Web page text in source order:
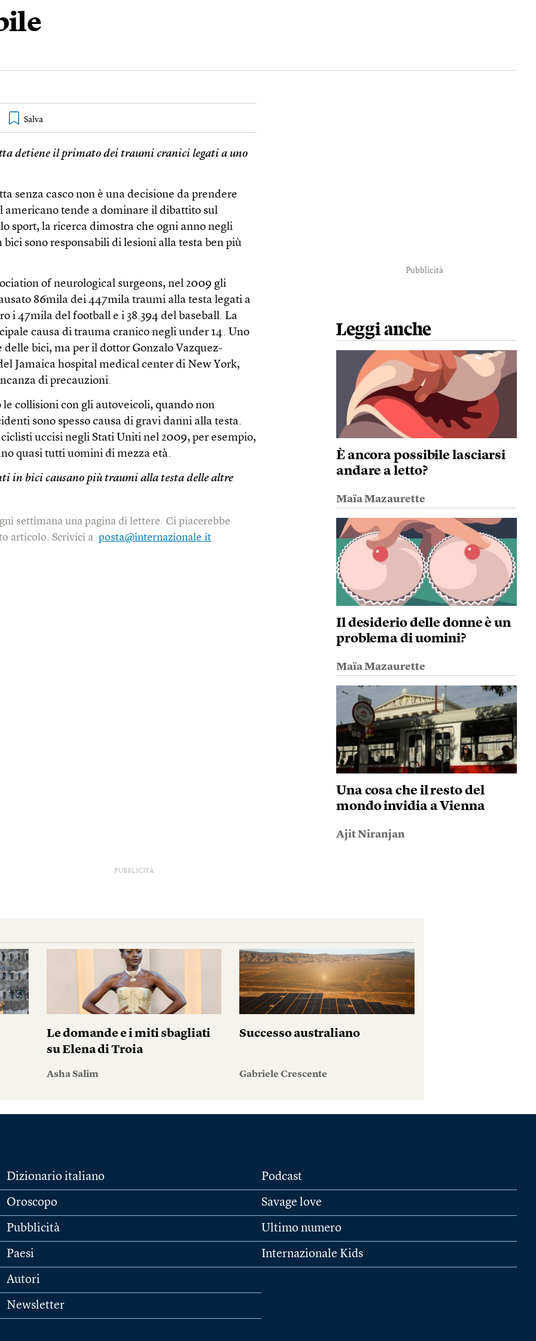
detiene il primato dei traumi cranici legati a uno
senza casco non è una decisione da prendere
americano tende a dominare il dibattito sul
sport, la ricerca dimostra che ogni anno negli
sono responsabili di lesioni alla testa ben più
of neurological surgeons, nel 2009 gli
86mila dei 447mila traumi alla testa legati a
i 47mila del football e i 38.394 del baseball. La
causa di trauma cranico negli under 14. Uno
bici, ma per il dottor Gonzalo Vazquez-
Jamaica hospital medical center di New York,
di precauzioni.
le collisioni con gli autoveicoli, quando non
sono spesso causa di gravi danni alla testa.
uccisi negli Stati Uniti nel 2009, per esempio,
quasi tutti uomini di mezza età.
in bici causano più traumi alla testa delle altre
settimana una pagina di lettere. Ci piacerebbe
articolo. Scrivici a:posta@internazionale.it
Pubblicità
Leggi anche
È ancora possibile lasciarsi
andare a letto?
Maïa Mazaurette
Il desiderio delle donne è un
problema di uomini?
Maïa Mazaurette
Una cosa che il resto del
mondo invidia a Vienna
Ajit Niranjan
PUBBLICITÀ
Le domande e i miti sbagliati
su Elena di Troia
Asha Salim
Successo australiano
Gabriele Crescente
Dizionario italiano
Oroscopo
Pubblicità
Paesi
Autori
Newsletter
Podcast
Savage love
Ultimo numero
Internazionale Kids